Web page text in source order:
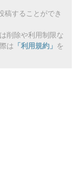
稿することができ
削除や利用制限な
は 「利用規約」 を